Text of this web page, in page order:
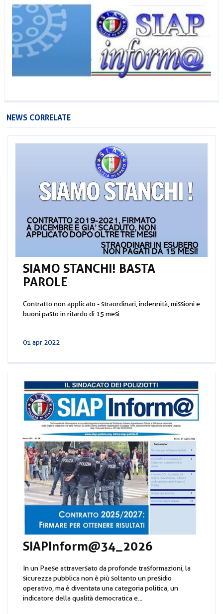
NEWS CORRELATE
SIAMO STANCHI! BASTA
PAROLE
Contratto non applicato - straordinari, indennità, missioni e
buoni pasto in ritardo di 15 mesi.
01 apr 2022
SIAPInform@34_2026
In un Paese attraversato da profonde trasformazioni, la
sicurezza pubblica non è più soltanto un presidio
operativo, ma è diventata una categoria politica, un
indicatore della qualità democratica e...